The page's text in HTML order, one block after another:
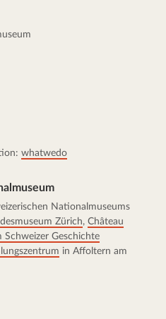
whatwedo
Nationalmuseums
Zürich, Château
Schweizer Geschichte
in Affoltern am